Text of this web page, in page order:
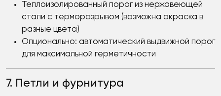
Теплоизолированный порог из нержавеющей
стали с терморазрывом (возможна окраска в
разные цвета)
Опционально: автоматический выдвижной порог
для максимальной герметичности
7. Петли и фурнитура